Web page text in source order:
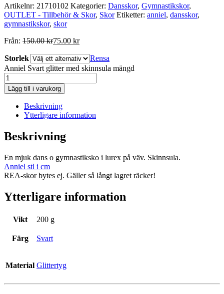
Artikelnr: 21710102 Kategorier: Dansskor, Gymnastikskor,
OUTLET - Tillbehör & Skor, Skor Etiketter: anniel, dansskor,
gymnastikskor, skor
Från: 150.00kr75.00 kr
Storlek
Rensa
Anniel Svart glitter med skinnsula mängd
Lägg till i varukorg
Beskrivning
Ytterligare information
Beskrivning
En mjuk dans o gymnastiksko i lurex på väv. Skinnsula.
Anniel stl i cm
REA-skor bytes ej. Gäller så långt lagret räcker!
Ytterligare information
Vikt 200 g
Färg Svart
Material Glittertyg